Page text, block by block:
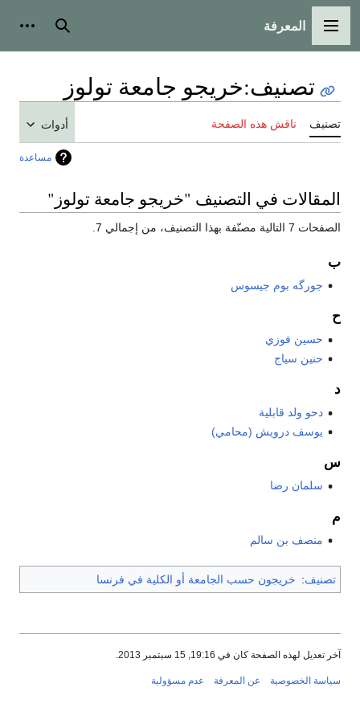
القائمة الرئيسية
المعرفة بحث
تصنيف:خريجو جامعة تولوز
تصنيف ناقش هذه الصفحة أدوات
مساعدة
المقالات في التصنيف "خريجو جامعة تولوز"
الصفحات 7 التالية مصنّفة بهذا التصنيف، من إجمالي 7.
ب
جورگه بوم جيسوس
ح
حسين فوزي
حنين سياج
د
دحو ولد قابلية
يوسف درويش (محامي)
س
سلمان رضا
م
منصف بن سالم
تصنيف: خريجون حسب الجامعة أو الكلية في فرنسا
آخر تعديل لهذه الصفحة كان في 19:16, 15 سبتمبر 2013.
سياسة الخصوصية عن المعرفة عدم مسؤولية